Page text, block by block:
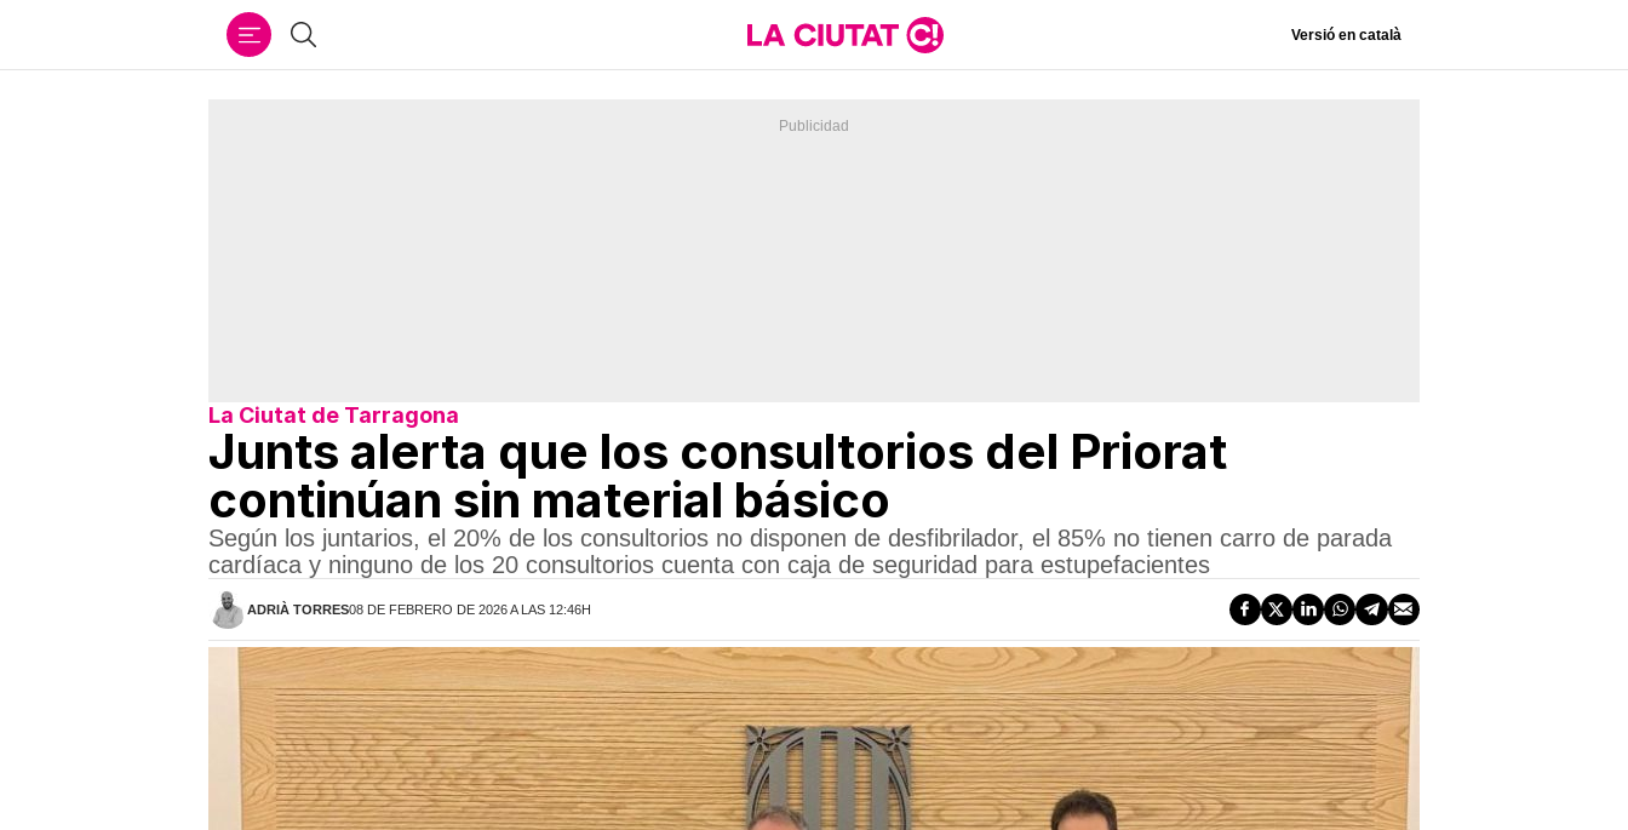
Buscar Versió en català
La Ciutat de Tarragona
Junts alerta que los consultorios del Priorat
continúan sin material básico
Según los juntarios, el 20% de los consultorios no disponen de desfibrilador, el 85% no tienen carro de parada
cardíaca y ninguno de los 20 consultorios cuenta con caja de seguridad para estupefacientes
ADRIÀ TORRES08 DE FEBRERO DE 2026 A LAS 12:46H